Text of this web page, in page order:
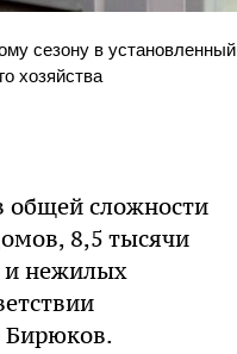
сезону в установленный
хозяйства
общей сложности
8,5 тысячи
и нежилых
Бирюков.